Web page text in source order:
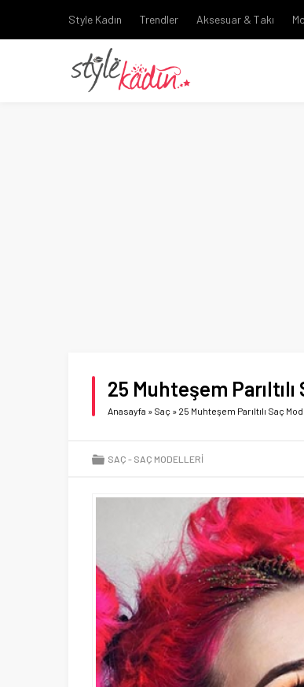
Style Kadın Trendler Aksesuar & Takı
25 Muhteşem
Anasayfa » Saç » 25 Muhteşem Parıltılı Saç
SAÇ SAÇ MODELLERI